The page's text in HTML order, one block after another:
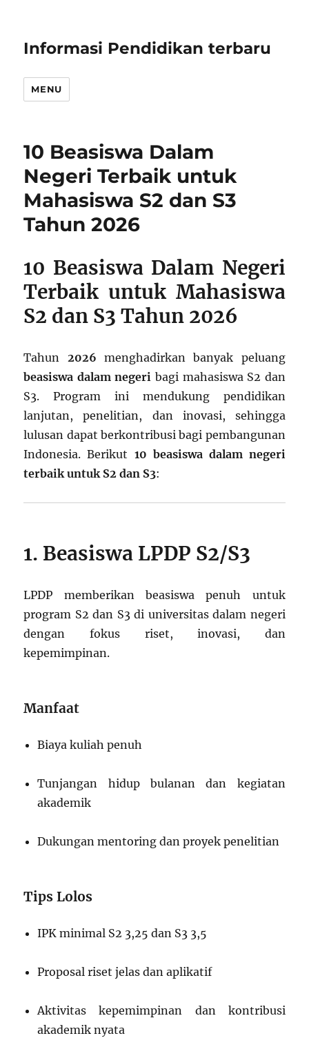
Informasi Pendidikan terbaru
MENU
10 Beasiswa Dalam
Negeri Terbaik untuk
Mahasiswa S2 dan S3
Tahun 2026
10 Beasiswa Dalam Negeri
Terbaik untuk Mahasiswa
S2 dan S3 Tahun 2026
Tahun 2026 menghadirkan banyak peluang
beasiswa dalam negeri bagi mahasiswa S2 dan
S3. Program ini mendukung pendidikan
lanjutan, penelitian, dan inovasi, sehingga
lulusan dapat berkontribusi bagi pembangunan
Indonesia. Berikut 10 beasiswa dalam negeri
terbaik untuk S2 dan S3:
1. Beasiswa LPDP S2/S3
LPDP memberikan beasiswa penuh untuk
program S2 dan S3 di universitas dalam negeri
dengan fokus riset, inovasi, dan
kepemimpinan.
Manfaat
Biaya kuliah penuh
Tunjangan hidup bulanan dan kegiatan
akademik
Dukungan mentoring dan proyek penelitian
Tips Lolos
IPK minimal S2 3,25 dan S3 3,5
Proposal riset jelas dan aplikatif
Aktivitas kepemimpinan dan kontribusi
akademik nyata